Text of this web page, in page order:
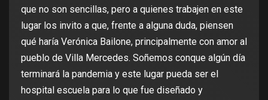
que no son sencillas, pero a quienes trabajen en este
lugar los invito a que, frente a alguna duda, piensen
qué haría Verónica Bailone, principalmente con amor al
pueblo de Villa Mercedes. Soñemos conque algún día
terminará la pandemia y este lugar pueda ser el
hospital escuela para lo que fue diseñado y